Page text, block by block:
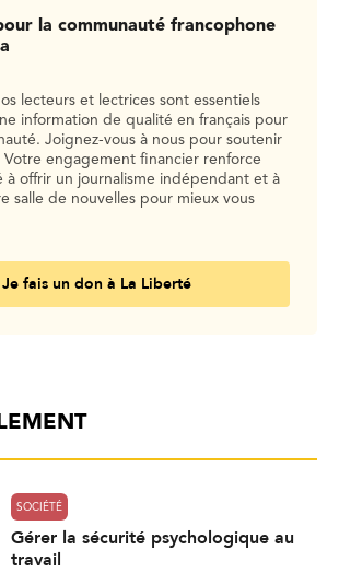
la communauté francophone
lecteurs et lectrices sont essentiels
information de qualité en français pour
Joignez-vous à nous pour soutenir
Votre engagement financier renforce
à offrir un journalisme indépendant et à
salle de nouvelles pour mieux vous
Je fais un don à La Liberté
SOCIÉTÉ
Gérer la sécurité psychologique au
travail